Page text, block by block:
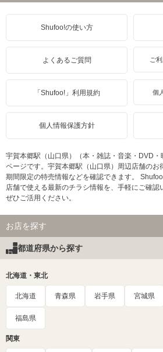
Shufoo!の使い方
よくあるご質問 ご
「Shufoo!」利用規約 個
個人情報保護方針
宇賀本郷駅（山口県）（本・雑誌・音楽・DVD
ページです。宇賀本郷駅（山口県）周辺店舗のお
期間限定の特売情報などを確認できます。
店舗で使える最新のチラシ情報を、手軽にご確認
ぜひご活用ください。
お店を探す
都道府県から探す
北海道・東北
北海道 青森県 岩手県 宮城県
福島県
関東